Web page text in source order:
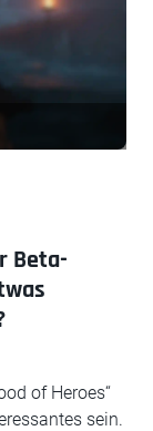
Beta-
of Heroes“
sein.